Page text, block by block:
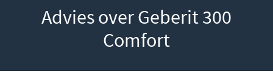
Advies over Geberit 300
Comfort